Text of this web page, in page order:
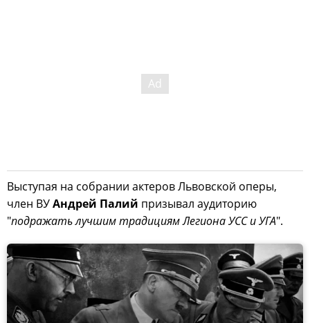
Выступая на собрании актеров Львовской оперы,
член ВУАндрей Палий призывал аудиторию
"подражать лучшим традициям Легиона УСС и УГА".